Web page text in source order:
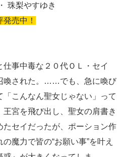
珠梨やすゆき
売中！
事中毒な２０代ＯＬ・セイ
喚された。……でも、急に喚び
こんなん聖女じゃない」って
宮を飛び出し、聖女の肩書き
たセイだったが、ポーション作
魔力で皆の“お願い事”を叶え